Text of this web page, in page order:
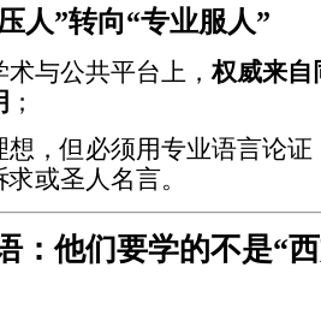
人”转向“专业服人”
术与公共平台上，权威来自
；
想，但必须用专业语言论
或圣人名言。
：他们要学的不是“